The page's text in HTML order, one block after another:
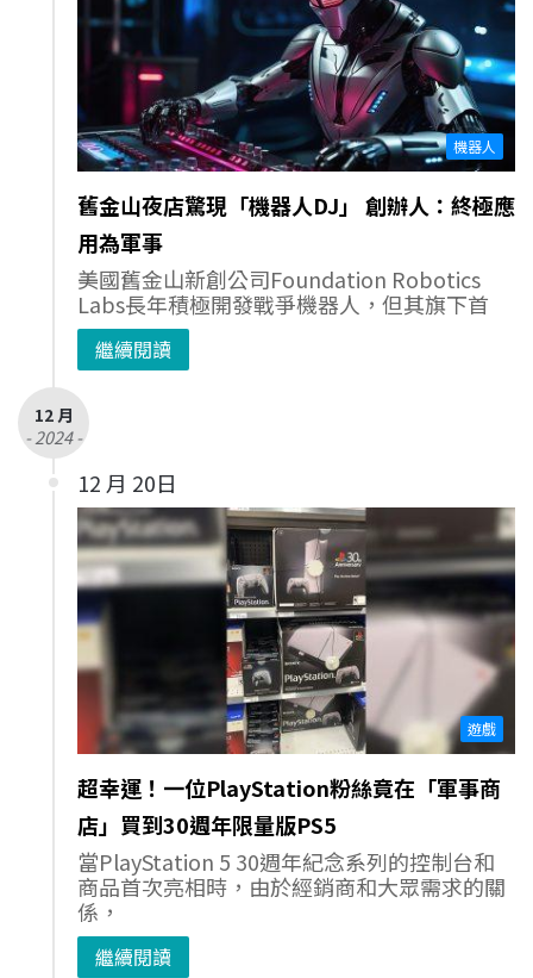
機器人
舊金山夜店驚現「機器人DJ」 創辦人：終極應
用為軍事
美國舊金山新創公司Foundation Robotics
Labs長年積極開發戰爭機器人，但其旗下首
繼續閱讀
12 月
- 2024 -
12 月 20日
遊戲
超幸運！一位PlayStation粉絲竟在「軍事商
店」買到30週年限量版PS5
當PlayStation 5 30週年紀念系列的控制台和
商品首次亮相時，由於經銷商和大眾需求的關
係，
繼續閱讀